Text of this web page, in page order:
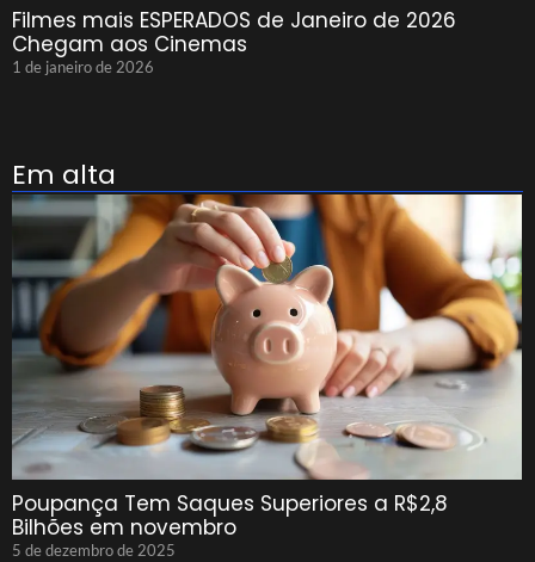
Filmes mais ESPERADOS de Janeiro de 2026
Chegam aos Cinemas
1 de janeiro de 2026
Em alta
Poupança Tem Saques Superiores a R$2,8
Bilhões em novembro
5 de dezembro de 2025